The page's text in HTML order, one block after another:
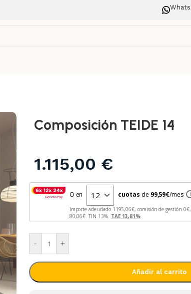
Composición TEIDE 14
1.115,00 €
O en cuotas de 99,59€/mes i
Importe adeudado 1195,06 €, comisión de gestión 0
80,06€. TIN 13%. TAE 13,81%
- +
Añadir al carrito